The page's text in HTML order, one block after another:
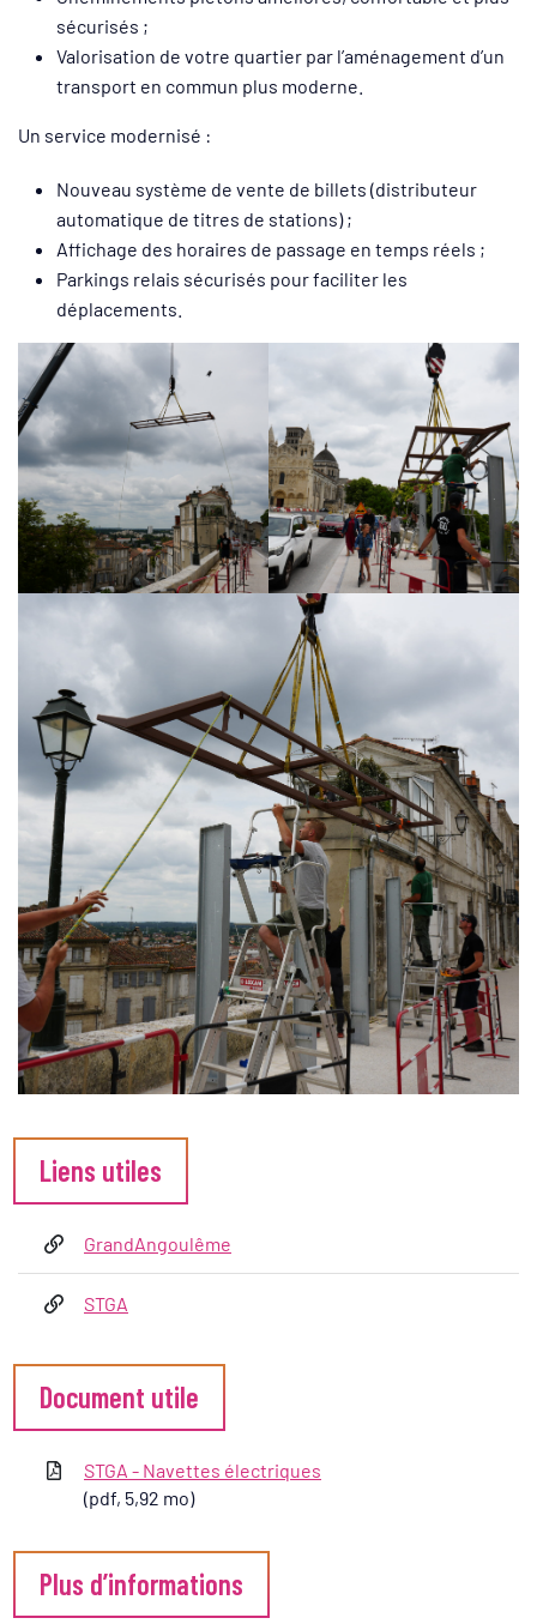
sécurisés ;
Valorisation de votre quartier par l’aménagement d’un
transport en commun plus moderne.
Un service modernisé :
Nouveau système de vente de billets (distributeur
automatique de titres de stations) ;
Affichage des horaires de passage en temps réels ;
Parkings relais sécurisés pour faciliter les
déplacements.
Informations complémentaires
Liens utiles
GrandAngoulême
STGA
Document utile
STGA - Navettes électriques
(pdf, 5,92 mo)
Plus d’informations